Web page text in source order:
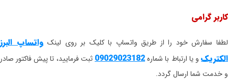
کاربر گرامی
لطفا سفارش خود را از طریق واتساپ با کلیک بر روی لینکواتساپ البرز
الکتریک و یا ارتباط با شماره09029023182ثبت فرمایید، تا پیش فاکتور صادر
و خدمت شما ارسال گردد.